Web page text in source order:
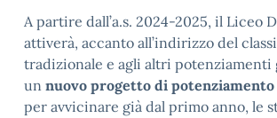
A partire dall’a.s. 2024-2025, il Liceo
attiverà, accanto all’indirizzo del
tradizionale e agli altri potenziamenti
un nuovo progetto di potenziamento
per avvicinare già dal primo anno, le